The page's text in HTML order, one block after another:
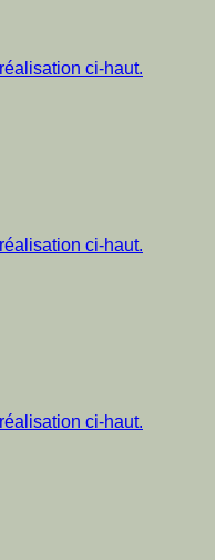
ci-haut.
ci-haut.
ci-haut.